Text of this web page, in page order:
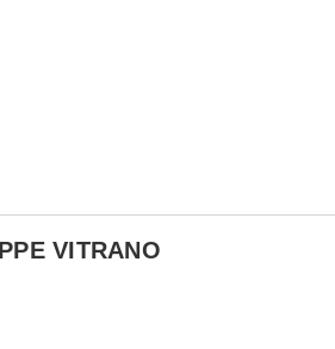
VITRANO